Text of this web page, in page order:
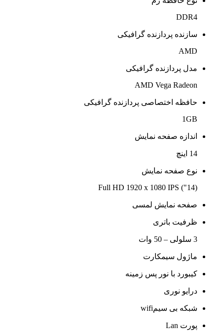
DDR4
سازنده پردازنده گرافیکی
AMD
مدل پردازنده گرافیکی
AMD Vega Radeon
حافظه اختصاصی پردازنده گرافیکی
1GB
اندازه صفحه نمایش
14 اینچ
نوع صفحه نمایش
(14") Full HD 1920 x 1080 IPS
صفحه نمایش لمسی
ظرفیت باتری
3 سلولی – 50 وات
ماژول سیمکارت
کیبورد با نور پس زمینه
درایو نوری
شبکه بی سیمwifi
پورت Lan